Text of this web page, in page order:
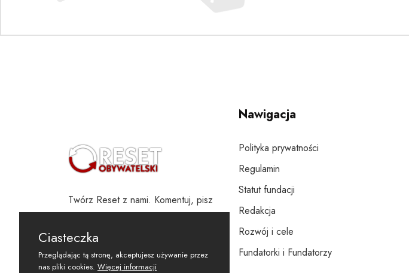
Twórz Reset z nami. Komentuj, pisz
i wspieraj
Nawigacja
Polityka prywatności
Regulamin
Statut fundacji
Redakcja
Rozwój i cele
Fundatorki i Fundatorzy
Ciasteczka
Przeglądając tą stronę, akceptujesz używanie przez
nas pliki cookies. Więcej informacji